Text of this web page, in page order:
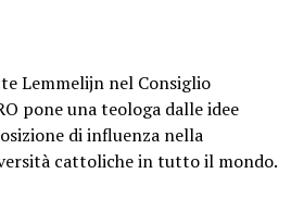
Lemmelijn nel Consiglio
pone una teologa dalle idee
di influenza nella
cattoliche in tutto il mondo.